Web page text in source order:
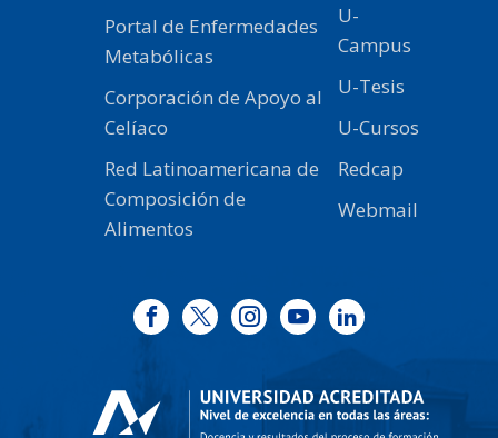
Portal de Enfermedades
Metabólicas
Corporación de Apoyo al
Celíaco
Red Latinoamericana de
Composición de
Alimentos
U-
Campus
U-Tesis
U-Cursos
Redcap
Webmail